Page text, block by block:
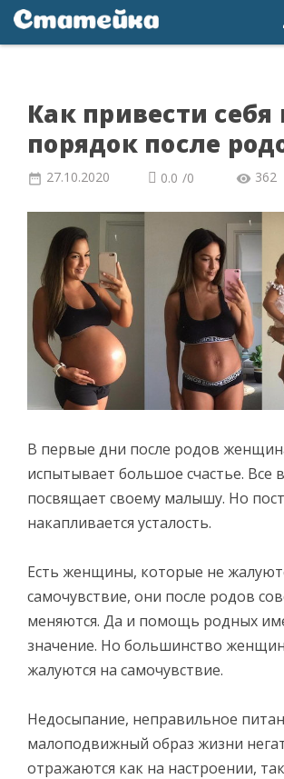
Как привести себя
порядок после
27.10.2020 0.0 /0 362
В первые дни после родов
испытывает большое счастье. Все
посвящает своему малышу. Но
накапливается усталость.
Есть женщины, которые не
самочувствие, они после родов
меняются. Да и помощь родных
значение. Но большинство
жалуются на самочувствие.
Недосыпание, неправильное
малоподвижный образ жизни
отражаются как на настроении,